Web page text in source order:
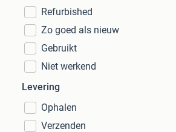
Refurbished
Zo goed als nieuw
Gebruikt
Niet werkend
Levering
Ophalen
Verzenden